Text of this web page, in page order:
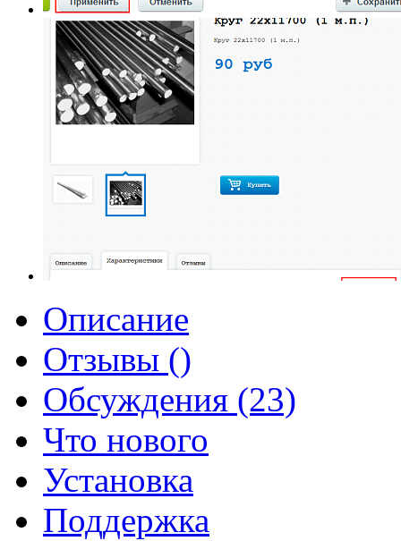
Описание
Отзывы ()
Обсуждения (23)
Что нового
Установка
Поддержка